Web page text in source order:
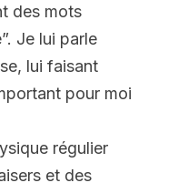
des mots
Je lui parle
lui faisant
pour moi
régulier
et des